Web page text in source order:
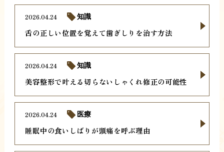
舌の正しい位置を覚えて歯ぎしりを治す方法
2026.04.24 知識
美容整形で叶える切らないしゃくれ修正の可能性
2026.04.24 知識
睡眠中の食いしばりが頭痛を呼ぶ理由
2026.04.24 医療